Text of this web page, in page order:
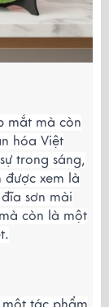
mắt mà còn
hóa Việt
trong sáng,
được xem là
sơn mài
còn là một